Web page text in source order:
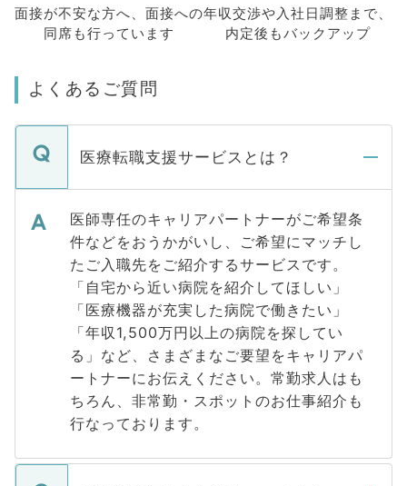
面接が不安な方へ、 面接への
同席も行っています
年収交渉や入社日調整まで、
内定後もバックアップ
よくあるご質問
医療転職支援サービスとは？
医師専任のキャリアパートナーがご希望条
件などをおうかがいし、ご希望にマッチし
たご入職先をご紹介するサービスです。
「自宅から近い病院を紹介してほしい」
「医療機器が充実した病院で働きたい」
「年収1,500万円以上の病院を探してい
る」など、さまざまなご要望をキャリアパ
ートナーにお伝えください。常勤求人はも
ちろん、非常勤・スポットのお仕事紹介も
行なっております。